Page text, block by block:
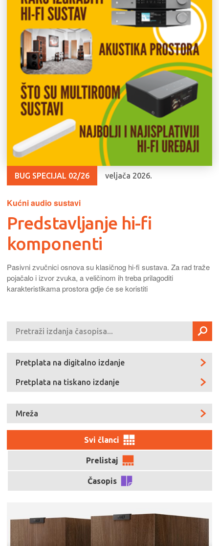
BUG SPECIJAL 02/26 veljača 2026.
Kućni audio sustavi
Predstavljanje hi-fi
komponenti
Pasivni zvučnici osnova su klasičnog hi-fi sustava. Za rad traže
pojačalo i izvor zvuka, a veličinom ih treba prilagoditi
karakteristikama prostora gdje će se koristiti
Pretplata na digitalno izdanje
Pretplata na tiskano izdanje
Mreža
Svi članci
Prelistaj
Časopis